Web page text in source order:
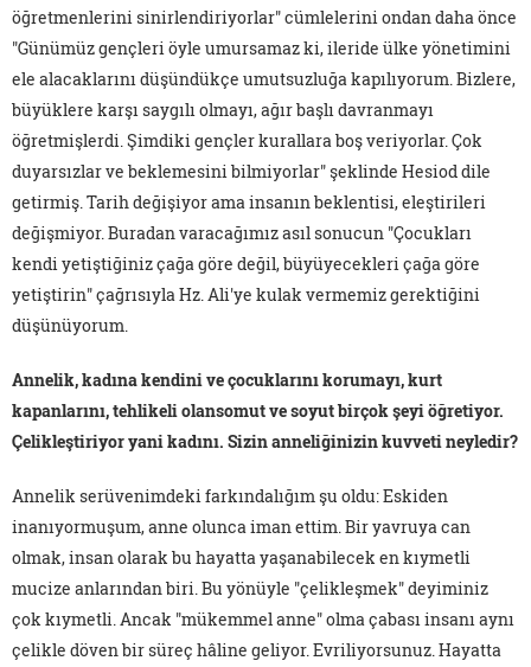
öğretmenlerini sinirlendiriyorlar" cümlelerini ondan daha önce
"Günümüz gençleri öyle umursamaz ki, ileride ülke yönetimini
ele alacaklarını düşündükçe umutsuzluğa kapılıyorum. Bizlere,
büyüklere karşı saygılı olmayı, ağır başlı davranmayı
öğretmişlerdi. Şimdiki gençler kurallara boş veriyorlar. Çok
duyarsızlar ve beklemesini bilmiyorlar" şeklinde Hesiod dile
getirmiş. Tarih değişiyor ama insanın beklentisi, eleştirileri
değişmiyor. Buradan varacağımız asıl sonucun "Çocukları
kendi yetiştiğiniz çağa göre değil, büyüyecekleri çağa göre
yetiştirin" çağrısıyla Hz. Ali'ye kulak vermemiz gerektiğini
düşünüyorum.
Annelik, kadına kendini ve çocuklarını korumayı, kurt
kapanlarını, tehlikeli olansomut ve soyut birçok şeyi öğretiyor.
Çelikleştiriyor yani kadını. Sizin anneliğinizin kuvveti neyledir?
Annelik serüvenimdeki farkındalığım şu oldu: Eskiden
inanıyormuşum, anne olunca iman ettim. Bir yavruya can
olmak, insan olarak bu hayatta yaşanabilecek en kıymetli
mucize anlarından biri. Bu yönüyle "çelikleşmek" deyiminiz
çok kıymetli. Ancak "mükemmel anne" olma çabası insanı aynı
çelikle döven bir süreç hâline geliyor. Evriliyorsunuz. Hayatta